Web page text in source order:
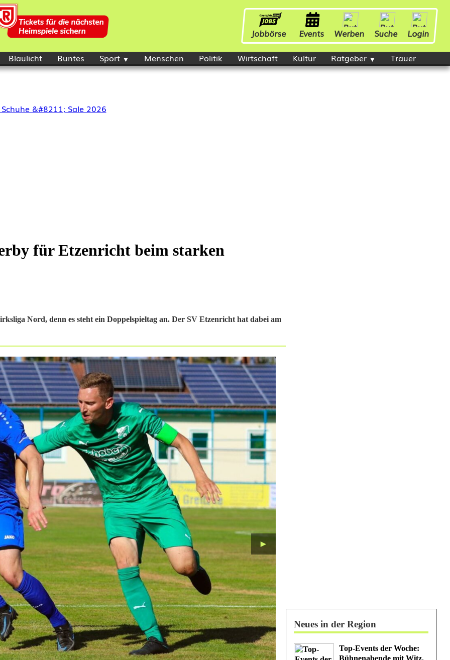
Jobbörse Events Werben Suche Login
Blaulicht Buntes Sport Menschen Politik Wirtschaft Kultur Ratgeber Trauer
für Etzenricht beim starken
Nord, denn es steht ein Doppelspieltag an. Der SV Etzenricht hat dabei am
►
Neues in der Region
Top-Events der Woche:
Bühnenabende mit Witz,